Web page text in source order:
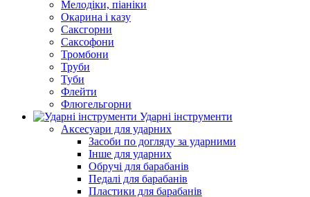
Мелодіки, піаніки
Окарина і казу
Саксгорни
Саксофони
Тромбони
Труби
Туби
Флейти
Флюгельгорни
Ударні інструменти
Аксесуари для ударних
Засоби по догляду за ударними
Інше для ударних
Обручі для барабанів
Педалі для барабанів
Пластики для барабанів